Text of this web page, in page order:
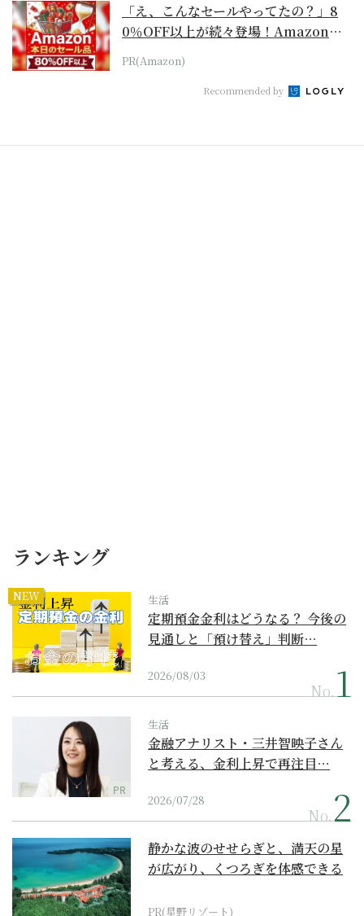
「え、こんなセールやってたの？」8
0％OFF以上が続々登場！Amazonの
本気が...
PR(Amazon)
Recommended by
ランキング
NEW 生活
定期預金金利はどうなる？ 今後の
見通しと「預け替え」判断…
2026/08/03
No.
PR
生活
金融アナリスト・三井智映子さん
と考える、金利上昇で再注目…
2026/07/28
No.
静かな波のせせらぎと、満天の星
が広がり、くつろぎを体感できる
PR(星野リゾート)